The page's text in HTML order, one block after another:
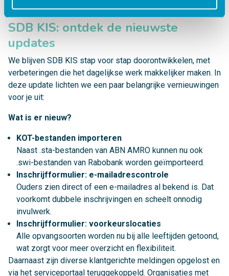
SDB KIS: ontdek de nieuwste
updates
We blijven SDB KIS stap voor stap doorontwikkelen, met
verbeteringen die het dagelijkse werk makkelijker maken. In
deze update lichten we een paar belangrijke vernieuwingen
voor je uit:
Wat is er nieuw?
KOT-bestanden importeren
Naast .sta-bestanden van ABN AMRO kunnen nu ook
.swi-bestanden van Rabobank worden geïmporteerd.
Inschrijfformulier: e-mailadrescontrole
Ouders zien direct of een e-mailadres al bekend is. Dat
voorkomt dubbele inschrijvingen en scheelt onnodig
invulwerk.
Inschrijfformulier: voorkeurslocaties
Alle opvangsoorten worden nu bij alle leeftijden getoond,
wat zorgt voor meer overzicht en flexibiliteit.
Daarnaast zijn diverse klantgerichte meldingen opgelost en
via het serviceportaal teruggekoppeld. Organisaties met